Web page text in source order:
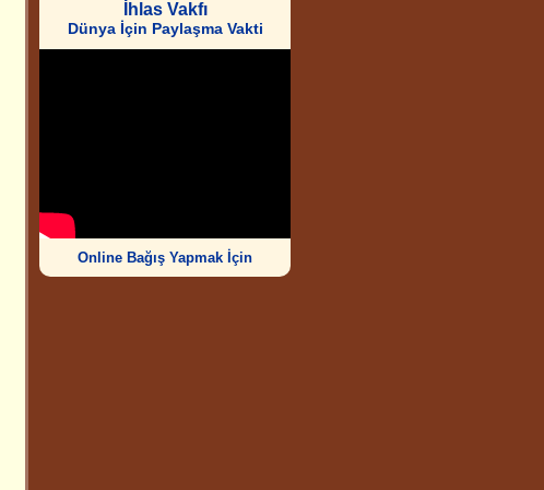
İhlas Vakfı
Dünya İçin Paylaşma Vakti
Online Bağış Yapmak İçin